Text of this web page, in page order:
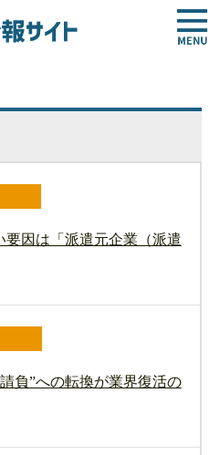
要因は「派遣元企業（派遣
負”への転換が業界復活の